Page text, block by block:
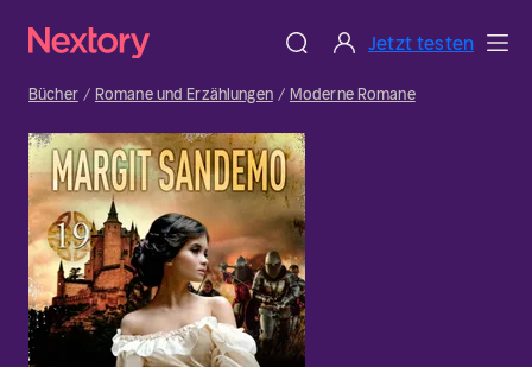
Jetzt testen
Bücher Romane und Erzählungen Moderne Romane